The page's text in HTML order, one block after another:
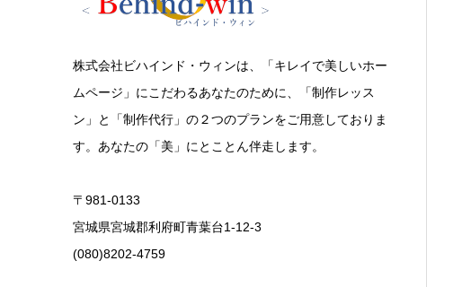
株式会社ビハインド・ウィンは、「キレイで美しいホー
ムページ」にこだわるあなたのために、「制作レッス
ン」と「制作代行」の２つのプランをご用意しておりま
す。あなたの「美」にとことん伴走します。
〒981-0133
宮城県宮城郡利府町青葉台1-12-3
(080)8202-4759